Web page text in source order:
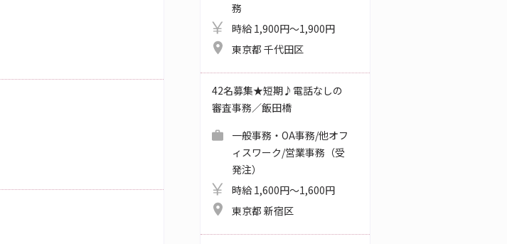
務
時給 1,900円～1,900円
東京都 千代田区
42名募集★短期♪電話なしの
審査事務／飯田橋
一般事務・OA事務/他オフ
ィスワーク/営業事務（受
発注）
時給 1,600円～1,600円
東京都 新宿区